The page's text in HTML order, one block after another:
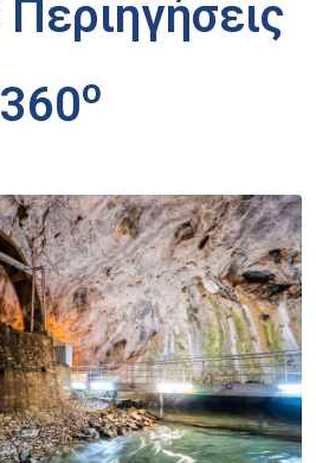
Περιηγήσεις
360ο